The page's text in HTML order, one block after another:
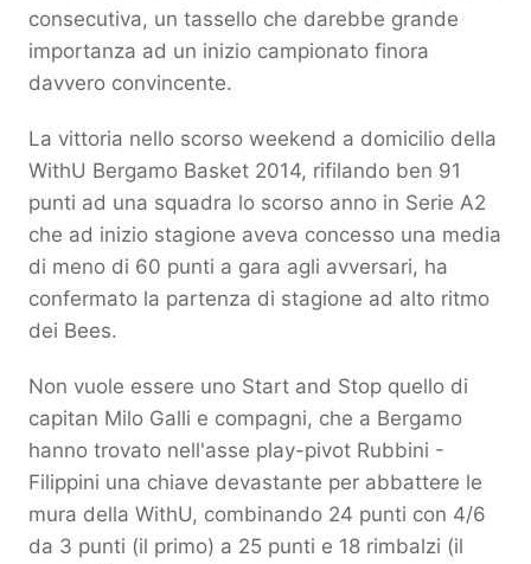
consecutiva, un tassello che darebbe grande
importanza ad un inizio campionato finora
davvero convincente.
La vittoria nello scorso weekend a domicilio della
WithU Bergamo Basket 2014, rifilando ben 91
punti ad una squadra lo scorso anno in Serie A2
che ad inizio stagione aveva concesso una media
di meno di 60 punti a gara agli avversari, ha
confermato la partenza di stagione ad alto ritmo
dei Bees.
Non vuole essere uno Start and Stop quello di
capitan Milo Galli e compagni, che a Bergamo
hanno trovato nell'asse play-pivot Rubbini -
Filippini una chiave devastante per abbattere le
mura della WithU, combinando 24 punti con 4/6
da 3 punti (il primo) a 25 punti e 18 rimbalzi (il